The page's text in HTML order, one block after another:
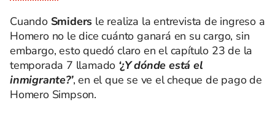
Cuando Smiders le realiza la entrevista de ingreso a
Homero no le dice cuánto ganará en su cargo, sin
embargo, esto quedó claro en el capítulo 23 de la
temporada 7 llamado ‘¿Y dónde está el
inmigrante?’, en el que se ve el cheque de pago de
Homero Simpson.